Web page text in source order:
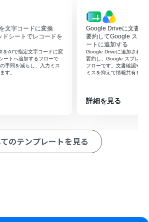
った場合にのみ後続のアクションが実行さ
岐させます
ーションでOutlookの「メールを送る」ア
し、指定した宛先に在庫が少なくなった
ー起動のきっかけとなるアクション、「オ
カスタムポイント
さい
在庫数がどの数値を下回ったら通知を実
の分岐条件を設定してください
さい。
文字コードに変換
ドシートでレコードを
をAIで指定文字コードに変
ートへ追加するフローで
手間を減らし、入力ミス
す。
Google Driveに文書が
要約してGoogle スプ
ートに追加する
Google Driveに追加された
要約し、Google スプレッ
フローです。文書確認や転
ミスを抑えて情報共有を早
詳細を見る
のテンプレートを見る